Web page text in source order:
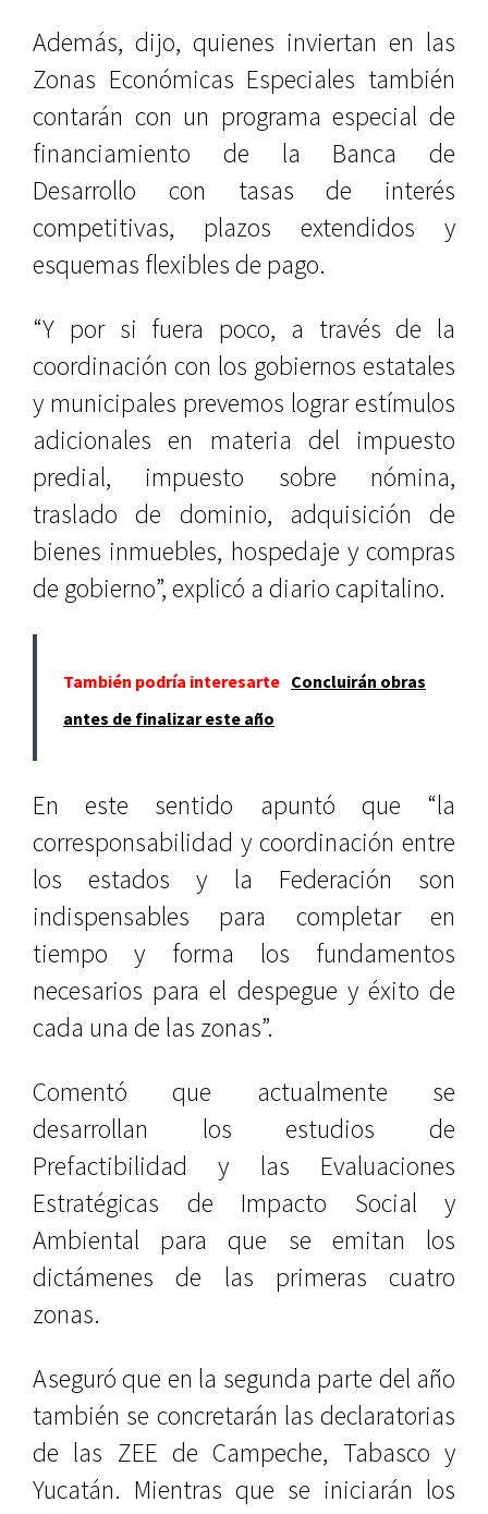
Además, dijo, quienes inviertan en las
Zonas Económicas Especiales también
contarán con un programa especial de
financiamiento de la Banca de
Desarrollo con tasas de interés
competitivas, plazos extendidos y
esquemas flexibles de pago.
“Y por si fuera poco, a través de la
coordinación con los gobiernos estatales
y municipales prevemos lograr estímulos
adicionales en materia del impuesto
predial, impuesto sobre nómina,
traslado de dominio, adquisición de
bienes inmuebles, hospedaje y compras
de gobierno”, explicó a diario capitalino.
También podría interesarte Concluirán obras
antes de finalizar este año
En este sentido apuntó que “la
corresponsabilidad y coordinación entre
los estados y la Federación son
indispensables para completar en
tiempo y forma los fundamentos
necesarios para el despegue y éxito de
cada una de las zonas”.
Comentó que actualmente se
desarrollan los estudios de
Prefactibilidad y las Evaluaciones
Estratégicas de Impacto Social y
Ambiental para que se emitan los
dictámenes de las primeras cuatro
zonas.
Aseguró que en la segunda parte del año
también se concretarán las declaratorias
de las ZEE de Campeche, Tabasco y
Yucatán. Mientras que se iniciarán los